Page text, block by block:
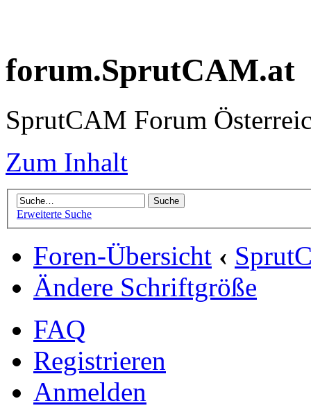
forum.SprutCAM.at
SprutCAM Forum
Zum Inhalt
Erweiterte Suche
Foren-Übersicht ‹
Ändere Schriftgröße
FAQ
Registrieren
Anmelden